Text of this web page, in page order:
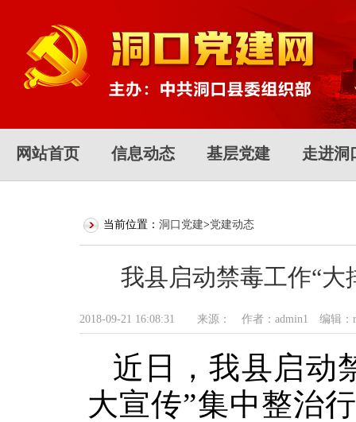
网站首页 信息动态 基层党建 走进洞
当前位置： 洞口党建>党建动态
我县启动禁毒工作“
2018-09-21 16:08:31 来源： 作者：admin1 编辑
近日，我县启动
大宣传”集中整治